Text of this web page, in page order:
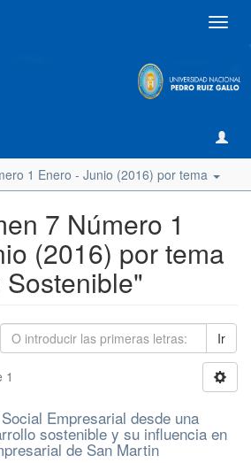
1 Enero - Junio (2016) por tema
7 Número 1
(2016) por tema
Ir
1
Empresarial desde una
sostenible y su influencia en
de San Martin